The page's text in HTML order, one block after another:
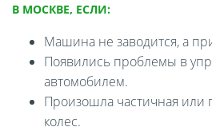
В МОСКВЕ, ЕСЛИ:
Машина не заводится, а
Появились проблемы в
автомобилем.
Произошла частичная или
колес.